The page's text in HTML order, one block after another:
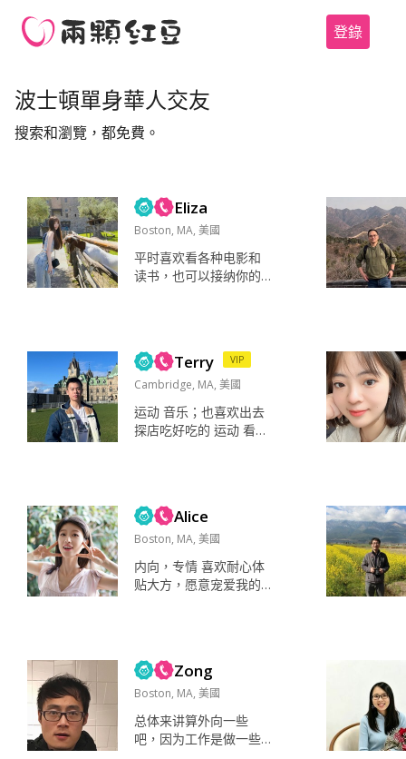
登錄
波士頓單身華人交友
搜索和瀏覽，都免費。
Eliza
Boston, MA, 美國
平时喜欢看各种电影和
读书，也可以接纳你的
到H-1B。 愿意与我一起
周游世界嘛？...
Terry VIP
Cambridge, MA, 美國
运动 音乐；也喜欢出去
探店吃好吃的 运动 看剧
Alice
Boston, MA, 美國
内向，专情 喜欢耐心体
贴大方，愿意宠爱我的
器，舞蹈，model 喜欢
可爱的小动物 喜欢旅行
喜欢探索学习新鲜的事
物 喜欢被宠爱 面冷心热
责任感，专情，情绪稳
定，沟通...
Zong
Boston, MA, 美國
总体来讲算外向一些
吧，因为工作是做一些